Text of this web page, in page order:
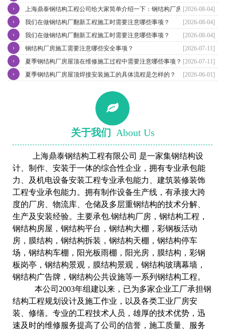
[2026-08-04]
上海鼎泰钢结构工程公司给大家简单介绍一下：钢结构厂房翻新维修
›
[2026-08-04]
我们在做钢结构厂翻新工程施工时需要注意哪些事项？
›
[2026-08-04]
我们在做钢结构厂翻新工程施工时需要注意哪些事项？
›
[2026-07-11]
钢结构厂房施工需要注意哪些安全事项？
›
[2026-07-11]
夏季钢结构厂房屋顶在维修施工过程中需要注意哪些事项？
›
[2026-06-01]
夏季钢结构厂房屋顶焊接安装施工的具体流程是怎样的？
›
关于我们 About Us
上海鼎泰钢结构工程有限公司 是一家集钢结构设
计、制作、安装于一体的综合性企业，拥有专业承包能
力、及机电设备安装工程专业承包能力、建筑装修装饰
工程专业承包能力。拥有制作设备生产线，有承接大跨
度的厂房、物流库、仓储及多层重钢结构的技术分解、
生产及安装经验。主要承包.钢结构厂房，钢结构工程，
钢结构房屋，钢结构平台，钢结构大棚，彩钢板活动
房，膜结构，钢结构拆装，钢结构天棚，钢结构停车
场，钢结构车棚，阳光板雨棚，阳光房，膜结构，彩钢
板岗亭，钢结构景观，膜结构景观，钢结构玻璃幕墙，
钢结构广告牌，钢结构公共设施等一系列钢结构工程。
本公司2003年组建以来，已为多家企业工厂承担钢
结构工程规划设计及施工作业，以及各类工业厂房安
装、修缮。专业的工程技术人员，雄厚的技术优势，迅
速及时的维修服务提高了公司的信誉，施工质量、服务